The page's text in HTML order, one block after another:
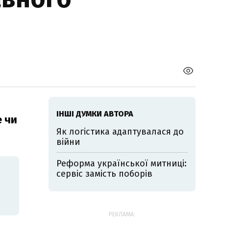
чи
ІНШІ ДУМКИ АВТОРА
Як логістика адаптувалася до
війни
Реформа української митниці:
сервіс замість поборів
РЕКЛАМА: